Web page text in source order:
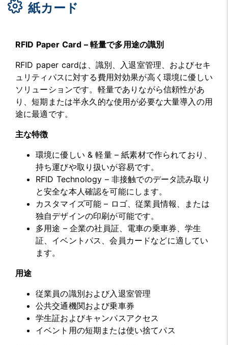
紙カード
RFID Paper Card – 軽量で多用途の識別
RFID paper cardは、識別、入退室管理、およびセキ
ュリティパスに対する費用対効果が高く環境に優しい
ソリューションです。軽量でありながら信頼性があ
り、短期または半永久的な使用が必要な大量導入の用
途に最適です。
主な特徴
環境に優しい & 軽量 – 紙素材で作られており、
持ち運びや取り扱いが容易です。
RFID Technology – 非接触でのデータ読み取り
と安全な本人確認を可能にします。
カスタマイズ可能 – ロゴ、従業員情報、または
独自デザインの印刷が可能です。
多用途 – 企業の社員証、電車の乗車券、学生
証、イベントパス、会員カードなどに適してい
ます。
用途
従業員の識別および入退室管理
公共交通機関および乗車券
学生証およびキャンパスアクセス
イベント用の短期または使い捨てパス